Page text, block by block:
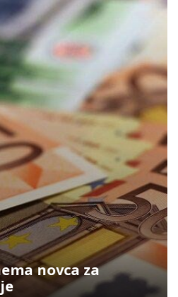
novca za